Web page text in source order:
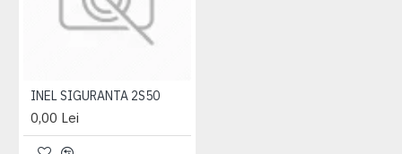
INEL SIGURANTA 2S50
0,00 Lei